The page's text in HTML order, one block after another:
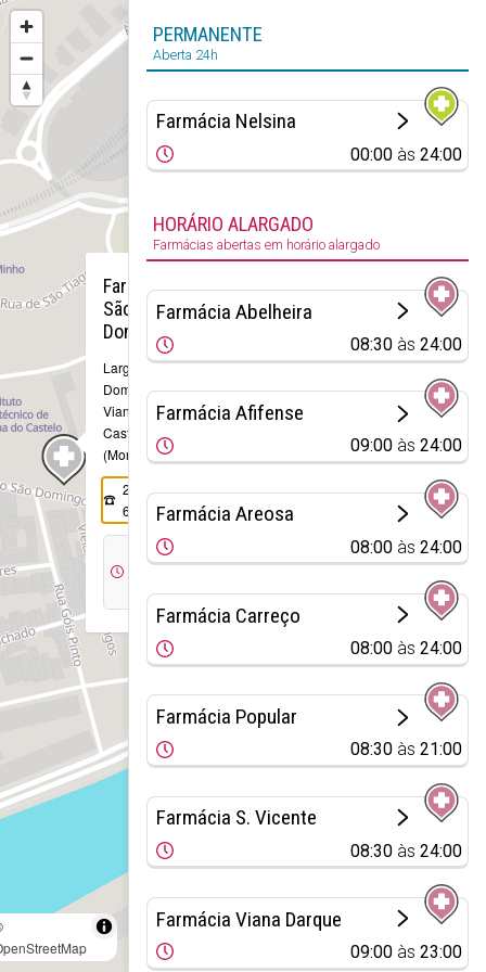
Farmácia
São
Domingos
Largo São
Domingos, 54
Viana do
Castelo
(Monserrate)
258 822
699
08:30
20:00
×
PERMANENTE
Aberta 24h
Farmácia Nelsina
00:00 às24:00
HORÁRIO ALARGADO
Farmácias abertas em horário alargado
Farmácia Abelheira
08:30 às24:00
Farmácia Afifense
09:00 às24:00
Farmácia Areosa
08:00 às24:00
Farmácia Carreço
08:00 às24:00
Farmácia Popular
08:30 às21:00
Farmácia S. Vicente
08:30 às24:00
Farmácia Viana Darque
09:00 às23:00